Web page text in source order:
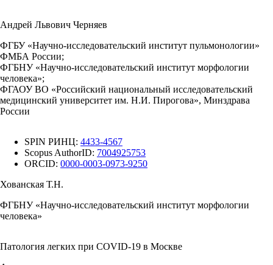
Андрей Львович Черняев
ФГБУ «Научно-исследовательский институт пульмонологии»
ФМБА России;
ФГБНУ «Научно-исследовательский институт морфологии
человека»;
ФГАОУ ВО «Российский национальный исследовательский
медицинский университет им. Н.И. Пирогова», Минздрава
России
SPIN РИНЦ: 4433-4567
Scopus AuthorID: 7004925753
ORCID: 0000-0003-0973-9250
Хованская Т.Н.
ФГБНУ «Научно-исследовательский институт морфологии
человека»
Патология легких при COVID-19 в Москве